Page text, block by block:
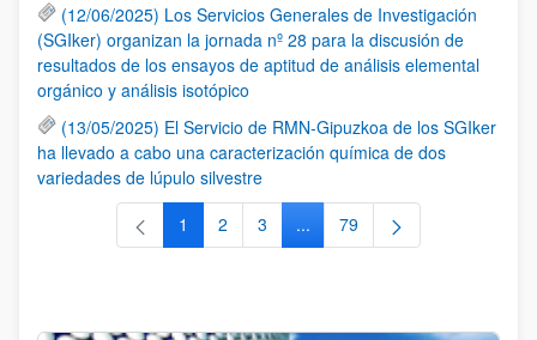
(12/06/2025) Los Servicios Generales de Investigación
(SGIker) organizan la jornada nº 28 para la discusión de
resultados de los ensayos de aptitud de análisis elemental
orgánico y análisis isotópico
(13/05/2025) El Servicio de RMN-Gipuzkoa de los SGIker
ha llevado a cabo una caracterización química de dos
variedades de lúpulo silvestre
Página
1 Página
2 Página
3 ...Páginas intermedias Use TAB
Página
79